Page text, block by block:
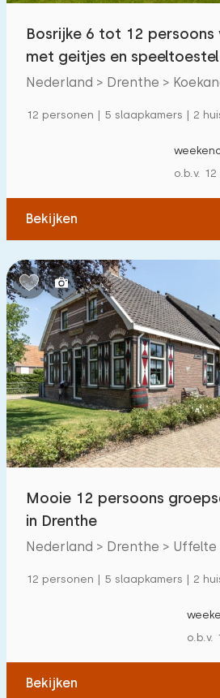
Toegankelijkheid
Bosrijke 6 tot 12 persoons
met geitjes en
Nederland > Drenthe >
12 personen | 5 slaapkamers | 2
o.b.v.
Bekijken
Mooie 12 persoons
in Drenthe
Nederland > Drenthe > Uffelte
12 personen | 5 slaapkamers | 2
o.b.v.
Bekijken